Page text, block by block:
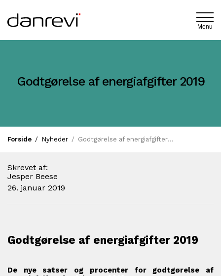
Menu
Godtgørelse af energiafgifter 2019
Forside Nyheder Godtgørelse af energiafgifter 2019
Skrevet af:
Jesper Beese
26. januar 2019
Godtgørelse af energiafgifter 2019
De nye satser og procenter for godtgørelse af